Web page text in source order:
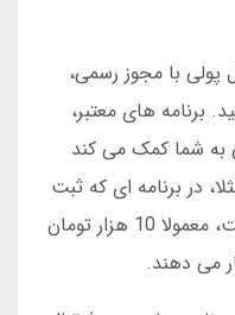
پولی با مجوز رسمی،
برنامه های معتبر،
به شما کمک می کند
در برنامه ای که ثبت
نام در آن با پاداش ورود همراه است، معمولا 10 هزار تومان
می دهند.